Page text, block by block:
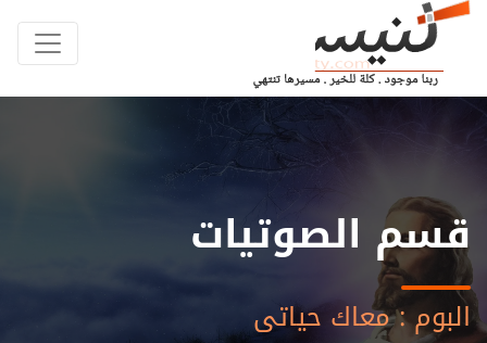
قسم الصوتيات
البوم : معاك حياتى